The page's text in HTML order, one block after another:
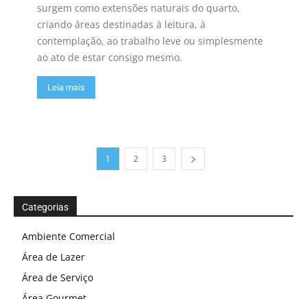
surgem como extensões naturais do quarto,
criando áreas destinadas à leitura, à
contemplação, ao trabalho leve ou simplesmente
ao ato de estar consigo mesmo.
Leia mais
1 2 3
Categorias
Ambiente Comercial
Área de Lazer
Área de Serviço